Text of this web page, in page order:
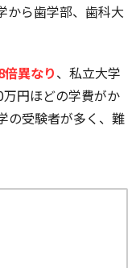
から歯学部、歯科大
異なり、私立大学
円ほどの学費がか
の受験者が多く、難